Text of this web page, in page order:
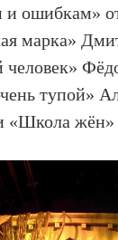
и ошибкам»
марка»
тупой»
«Школа